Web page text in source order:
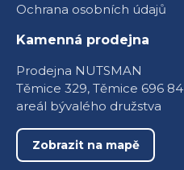
Ochrana osobních údajů
Kamenná prodejna
Prodejna NUTSMAN
Těmice 329, Těmice 696 84
areál bývalého družstva
Zobrazit na mapě